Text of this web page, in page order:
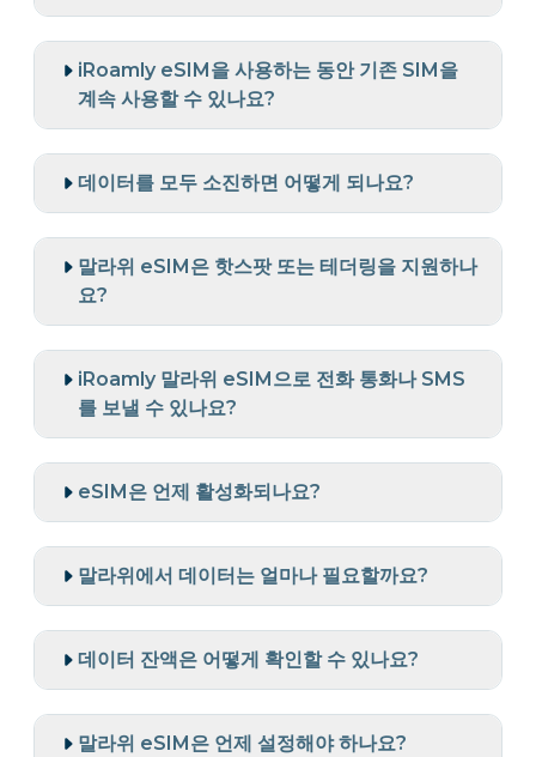
iRoamly eSIM을 사용하는 동안 기존 SIM을
계속 사용할 수 있나요?
데이터를 모두 소진하면 어떻게 되나요?
말라위 eSIM은 핫스팟 또는 테더링을 지원하나
요?
iRoamly 말라위 eSIM으로 전화 통화나 SMS
를 보낼 수 있나요?
eSIM은 언제 활성화되나요?
말라위에서 데이터는 얼마나 필요할까요?
데이터 잔액은 어떻게 확인할 수 있나요?
말라위 eSIM은 언제 설정해야 하나요?